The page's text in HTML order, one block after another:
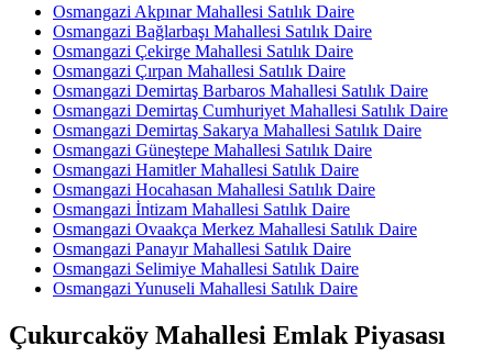
Osmangazi Akpınar Mahallesi Satılık Daire
Osmangazi Bağlarbaşı Mahallesi Satılık Daire
Osmangazi Çekirge Mahallesi Satılık Daire
Osmangazi Çırpan Mahallesi Satılık Daire
Osmangazi Demirtaş Barbaros Mahallesi Satılık Daire
Osmangazi Demirtaş Cumhuriyet Mahallesi Satılık Daire
Osmangazi Demirtaş Sakarya Mahallesi Satılık Daire
Osmangazi Güneştepe Mahallesi Satılık Daire
Osmangazi Hamitler Mahallesi Satılık Daire
Osmangazi Hocahasan Mahallesi Satılık Daire
Osmangazi İntizam Mahallesi Satılık Daire
Osmangazi Ovaakça Merkez Mahallesi Satılık Daire
Osmangazi Panayır Mahallesi Satılık Daire
Osmangazi Selimiye Mahallesi Satılık Daire
Osmangazi Yunuseli Mahallesi Satılık Daire
Çukurcaköy Mahallesi Emlak Piyasası